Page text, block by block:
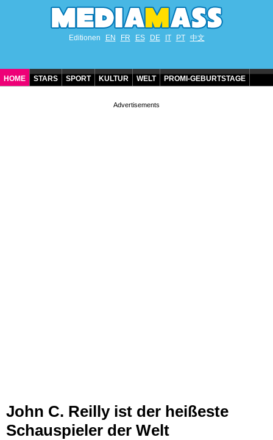
Editionen EN FR ES DE IT PT 中文
HOME STARS SPORT KULTUR WELT PROMI-GEBURTSTAGE
John C. Reilly ist der heißeste
Schauspieler der Welt